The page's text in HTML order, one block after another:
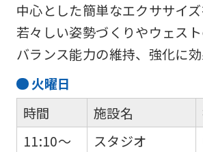
中心とした簡単なエクササイズ
若々しい姿勢づくりやウェスト
バランス能力の維持、強化に効
火曜日
時間
11:10～
施設名
スタジオ